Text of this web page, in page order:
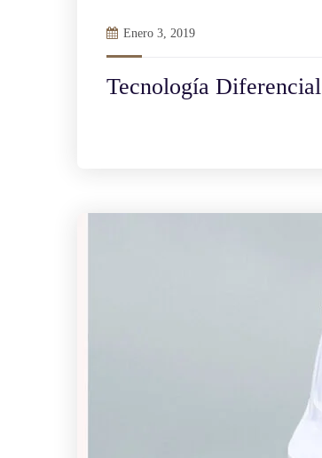
Enero 3, 2019
Tecnología Diferencial